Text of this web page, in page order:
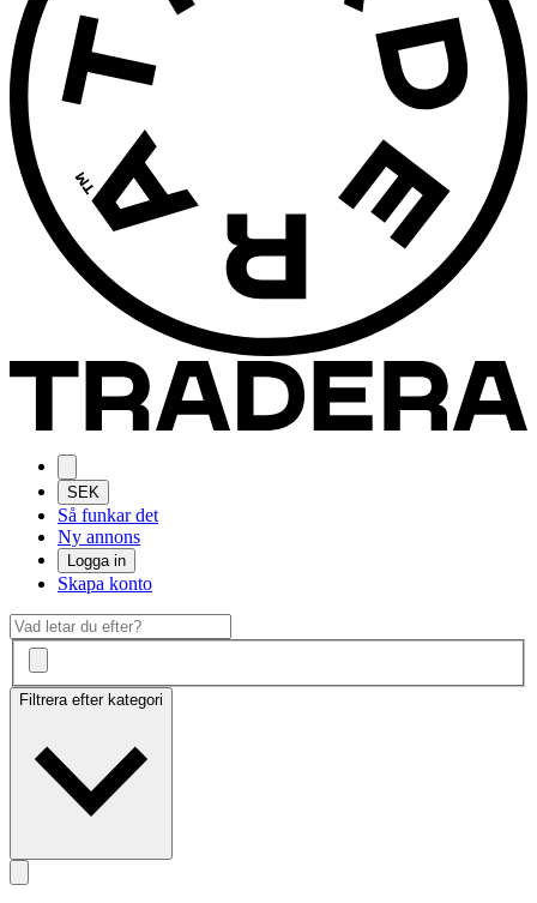
SEK
Så funkar det
Ny annons
Logga in
Skapa konto
Filtrera efter kategori